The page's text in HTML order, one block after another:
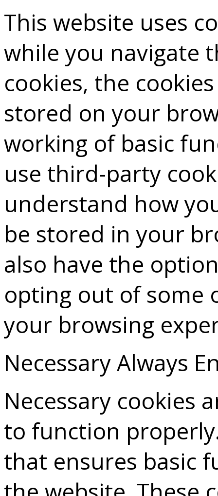
This website uses
while you navigate
cookies, the
stored on your
working of basic
use third-party
understand how
be stored in your
also have the
opting out of some
your browsing
NecessaryAlways
Necessary cookies
to function
that ensures basic